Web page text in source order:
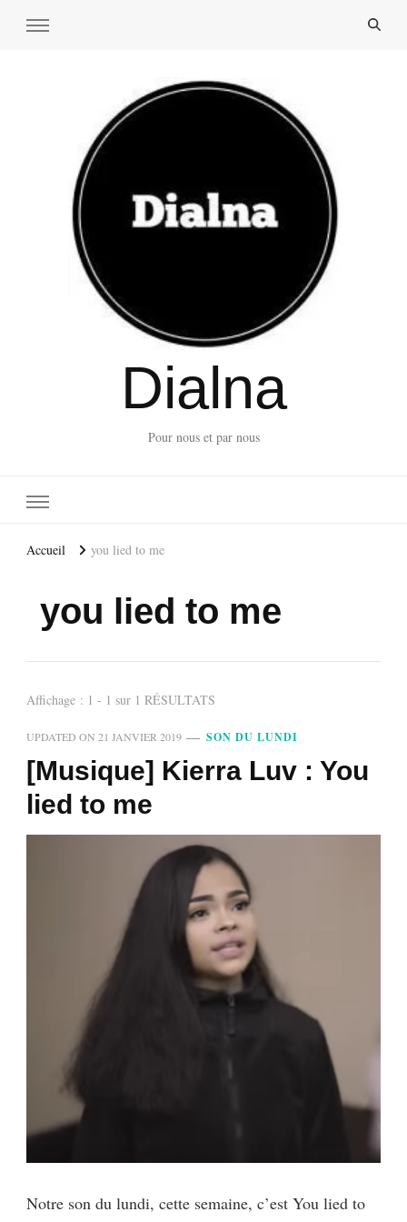
Dialna
Pour nous et par nous
Accueil you lied to me
you lied to me
Affichage : 1 - 1 sur 1 RÉSULTATS
UPDATED ON 21 JANVIER 2019 SON DU LUNDI
[Musique] Kierra Luv : You
lied to me
Notre son du lundi, cette semaine, c’est You lied to